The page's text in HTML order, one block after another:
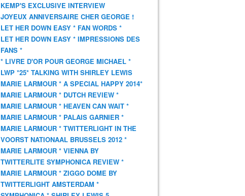
KEMP'S EXCLUSIVE INTERVIEW
JOYEUX ANNIVERSAIRE CHER GEORGE !
LET HER DOWN EASY * FAN WORDS *
LET HER DOWN EASY * IMPRESSIONS DES
FANS *
* LIVRE D'OR POUR GEORGE MICHAEL *
LWP *25* TALKING WITH SHIRLEY LEWIS
MARIE LARMOUR * A SPECIAL HAPPY 2014*
MARIE LARMOUR * DUTCH REVIEW *
MARIE LARMOUR * HEAVEN CAN WAIT *
MARIE LARMOUR * PALAIS GARNIER *
MARIE LARMOUR * TWITTERLIGHT IN THE
VOORST NATIONAAL BRUSSELS 2012 *
MARIE LARMOUR * VIENNA BY
TWITTERLITE SYMPHONICA REVIEW *
MARIE LARMOUR * ZIGGO DOME BY
TWITTERLIGHT AMSTERDAM *